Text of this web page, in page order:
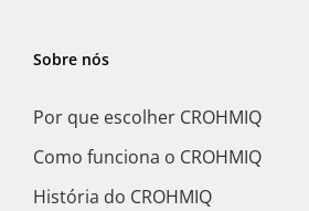
Sobre nós
Por que escolher CROHMIQ
Como funciona o CROHMIQ
História do CROHMIQ